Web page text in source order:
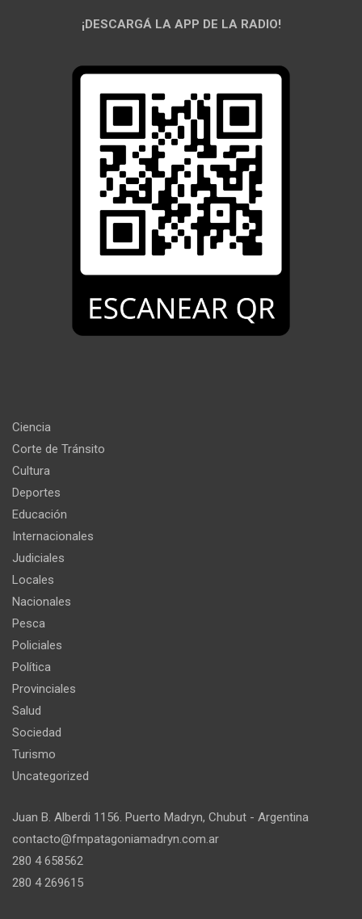
¡DESCARGÁ LA APP DE LA RADIO!
Ciencia
Corte de Tránsito
Cultura
Deportes
Educación
Internacionales
Judiciales
Locales
Nacionales
Pesca
Policiales
Política
Provinciales
Salud
Sociedad
Turismo
Uncategorized
Juan B. Alberdi 1156. Puerto Madryn, Chubut - Argentina
contacto@fmpatagoniamadryn.com.ar
280 4 658562
280 4 269615